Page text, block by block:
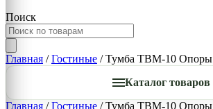
Поиск
Главная /Гостиные / Тумба ТВМ-10 Опоры
Каталог товаров
Главная /Гостиные / Тумба ТВМ-10 Опоры